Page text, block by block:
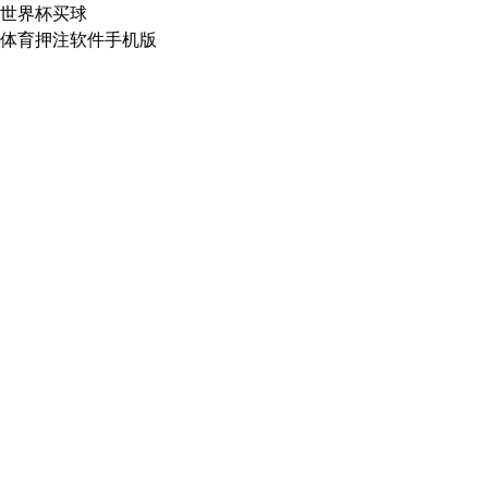
世界杯买球
体育押注软件手机版